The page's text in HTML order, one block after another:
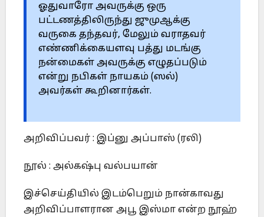
ஓதுவாரோ அவருக்கு ஒரு
பட்டணத்திலிருந்து ஜுமுஆக்கு
வருகை தந்தவர், மேலும் வராதவர்
எண்ணிக்கையளவு பத்து மடங்கு
நன்மைகள் அவருக்கு எழுதப்படும்
என்று நபிகள் நாயகம் (ஸல்)
அவர்கள் கூறினார்கள்.
அறிவிப்பவர் : இப்னு அப்பாஸ் (ரலி)
நூல் : அல்கஷ்பு வல்பயான்
இச்செய்தியில் இடம்பெறும் நான்காவது
அறிவிப்பாளரான அபூ இஸ்மா என்ற நூஹ்